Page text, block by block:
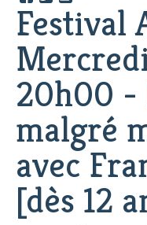
Festival
20h00 -
malgré
avec
[dès 12